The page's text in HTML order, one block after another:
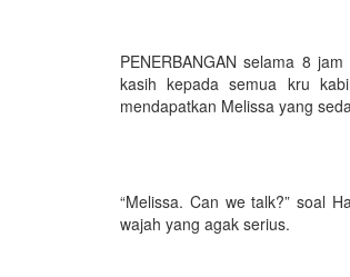
PENERBANGAN selama 8
kasih kepada semua kru
mendapatkan Melissa yang
“Melissa. Can we talk?” soal
wajah yang agak serius.